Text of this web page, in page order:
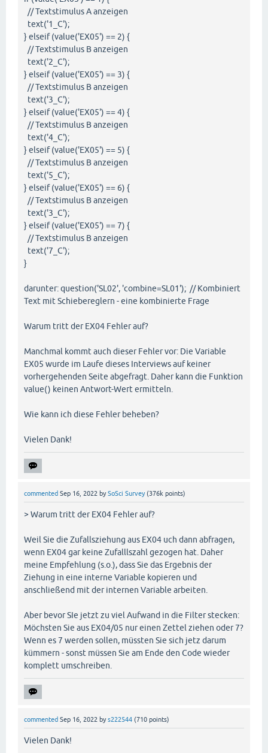
// Textstimulus A anzeigen
text('1_C');
} elseif (value('EX05') == 2) {
// Textstimulus B anzeigen
text('2_C');
} elseif (value('EX05') == 3) {
// Textstimulus B anzeigen
text('3_C');
} elseif (value('EX05') == 4) {
// Textstimulus B anzeigen
text('4_C');
} elseif (value('EX05') == 5) {
// Textstimulus B anzeigen
text('5_C');
} elseif (value('EX05') == 6) {
// Textstimulus B anzeigen
text('3_C');
} elseif (value('EX05') == 7) {
// Textstimulus B anzeigen
text('7_C');
}
darunter: question('SL02', 'combine=SL01'); // Kombiniert
Text mit Schiebereglern - eine kombinierte Frage
Warum tritt der EX04 Fehler auf?
Manchmal kommt auch dieser Fehler vor: Die Variable
EX05 wurde im Laufe dieses Interviews auf keiner
vorhergehenden Seite abgefragt. Daher kann die Funktion
value() keinen Antwort-Wert ermitteln.
Wie kann ich diese Fehler beheben?
Vielen Dank!
commented Sep 16, 2022 bySoSci Survey (376k points)
> Warum tritt der EX04 Fehler auf?
Weil Sie die Zufallsziehung aus EX04 uch dann abfragen,
wenn EX04 gar keine Zufalllszahl gezogen hat. Daher
meine Empfehlung (s.o.), dass Sie das Ergebnis der
Ziehung in eine interne Variable kopieren und
anschließend mit der internen Variable arbeiten.
Aber bevor SIe jetzt zu viel Aufwand in die Filter stecken:
Möchsten Sie aus EX04/05 nur einen Zettel ziehen oder 7?
Wenn es 7 werden sollen, müssten Sie sich jetz darum
kümmern - sonst müssen Sie am Ende den Code wieder
komplett umschreiben.
commented Sep 16, 2022 bys222544 (710 points)
Vielen Dank!